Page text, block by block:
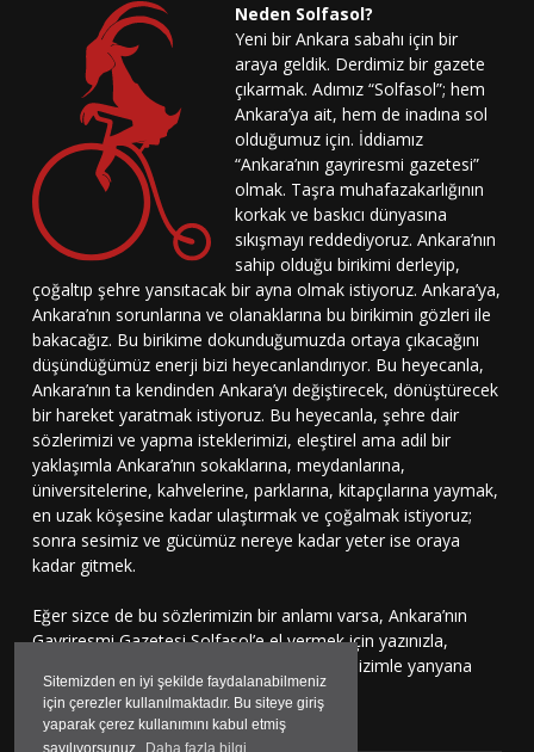
Sitemizden en iyi şekilde faydalanabilmeniz
için çerezler kullanılmaktadır. Bu siteye giriş
yaparak çerez kullanımını kabul etmiş
sayılıyorsunuz.
Daha fazla bilgi
Neden Solfasol?
Yeni bir Ankara sabahı için bir
araya geldik. Derdimiz bir gazete
çıkarmak. Adımız “Solfasol”; hem
Ankara’ya ait, hem de inadına sol
olduğumuz için. İddiamız
“Ankara’nın gayriresmi gazetesi”
olmak. Taşra muhafazakarlığının
korkak ve baskıcı dünyasına
sıkışmayı reddediyoruz. Ankara’nın
sahip olduğu birikimi derleyip,
çoğaltıp şehre yansıtacak bir ayna olmak istiyoruz. Ankara’ya,
Ankara’nın sorunlarına ve olanaklarına bu birikimin gözleri ile
bakacağız. Bu birikime dokunduğumuzda ortaya çıkacağını
düşündüğümüz enerji bizi heyecanlandırıyor. Bu heyecanla,
Ankara’nın ta kendinden Ankara’yı değiştirecek, dönüştürecek
bir hareket yaratmak istiyoruz. Bu heyecanla, şehre dair
sözlerimizi ve yapma isteklerimizi, eleştirel ama adil bir
yaklaşımla Ankara’nın sokaklarına, meydanlarına,
üniversitelerine, kahvelerine, parklarına, kitapçılarına yaymak,
en uzak köşesine kadar ulaştırmak ve çoğalmak istiyoruz;
sonra sesimiz ve gücümüz nereye kadar yeter ise oraya
kadar gitmek.
Eğer sizce de bu sözlerimizin bir anlamı varsa, Ankara’nın
Gayriresmi Gazetesi Solfasol’e el vermek için yazınızla,
çizinizle, sesinizle bu harekete katılmaya, bizimle yanyana
durmaya davetlisiniz.